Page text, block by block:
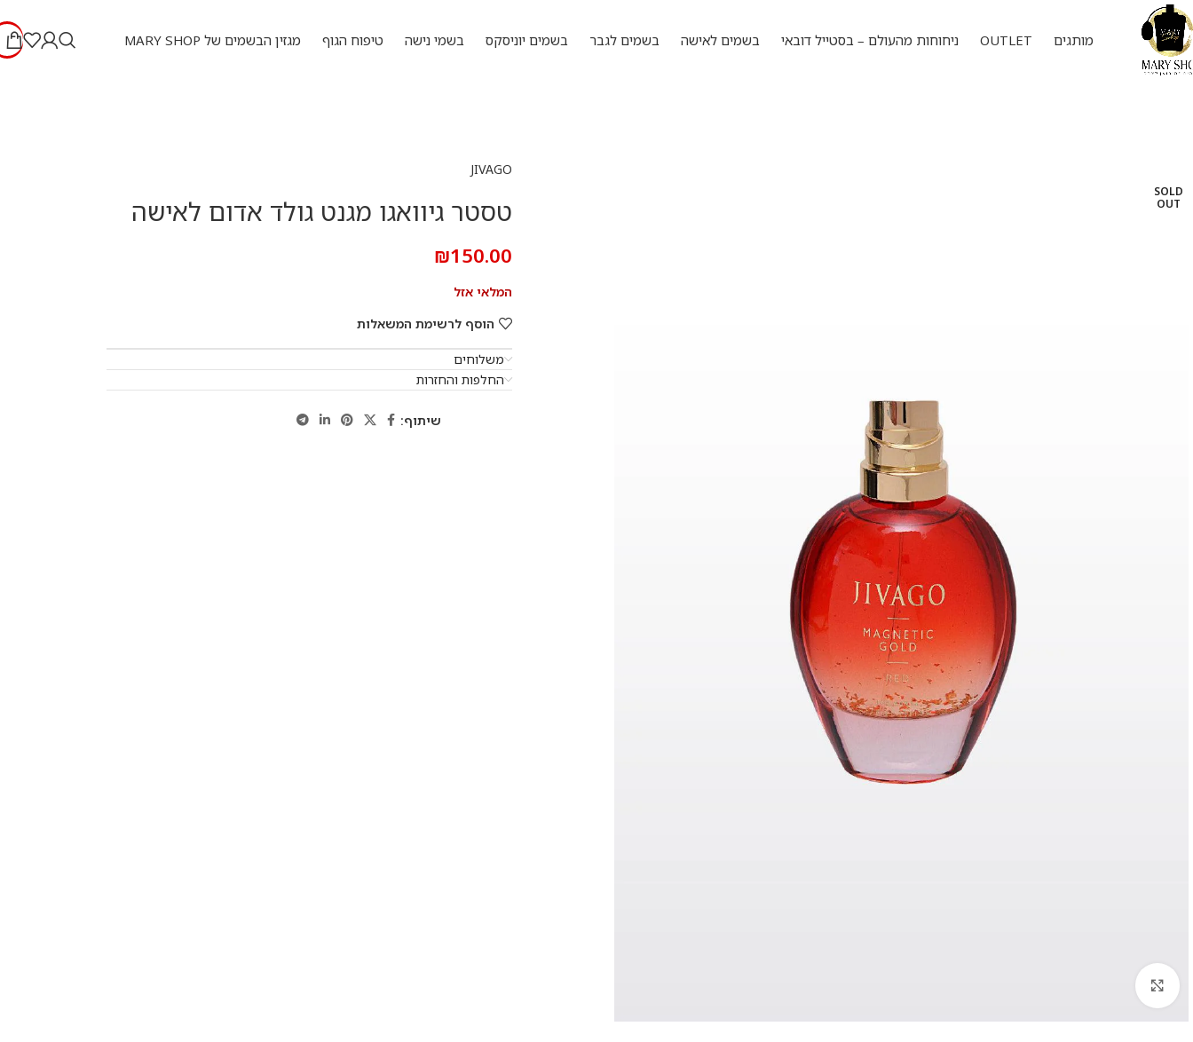
מותגים OUTLET ניחוחות מהעולם – בסטייל דובאי בשמים לאישה בשמים לגבר בשמים יוניסקס בשמי נישה טיפוח הגוף מגזין הבשמים של MARY SHOP
SOLD
OUT
JIVAGO
טסטר גיוואגו מגנט גולד אדום לאישה
₪150.00
המלאי אזל
הוסף לרשימת המשאלות
משלוחים
החלפות והחזרות
שיתוף: